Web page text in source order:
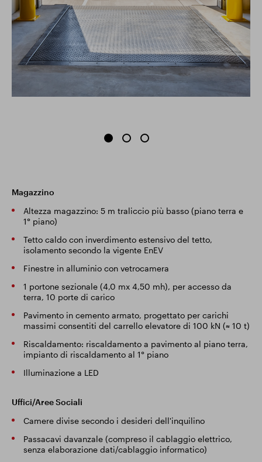
Magazzino
Altezza magazzino: 5 m traliccio più basso (piano terra e
1° piano)
Tetto caldo con inverdimento estensivo del tetto,
isolamento secondo la vigente EnEV
Finestre in alluminio con vetrocamera
1 portone sezionale (4,0 mx 4,50 mh), per accesso da
terra, 10 porte di carico
Pavimento in cemento armato, progettato per carichi
massimi consentiti del carrello elevatore di 100 kN (≈ 10 t)
Riscaldamento: riscaldamento a pavimento al piano terra,
impianto di riscaldamento al 1° piano
Illuminazione a LED
Uffici/Aree Sociali
Camere divise secondo i desideri dell'inquilino
Passacavi davanzale (compreso il cablaggio elettrico,
senza elaborazione dati/cablaggio informatico)